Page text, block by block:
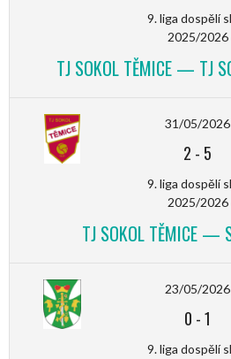
9. liga dospělí
2025/2026
TJ SOKOL TĚMICE — TJ
31/05/2026
2 - 5
9. liga dospělí
2025/2026
TJ SOKOL TĚMICE —
23/05/2026
0 -1
9. liga dospělí